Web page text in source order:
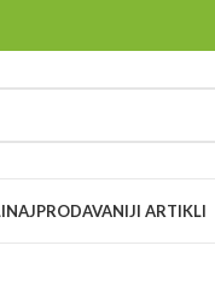
NAJPRODAVANIJI ARTIKLI